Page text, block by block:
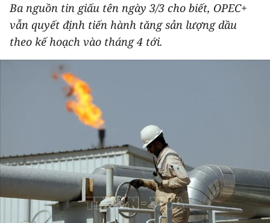
XÃ HỘI
PHÁP LUẬT
GIÁO DỤC
KHOA HỌC - CÔNG NGHỆ
Ba nguồn tin giấu tên ngày 3/3 cho biết, OPEC+
vẫn quyết định tiến hành tăng sản lượng dầu
theo kế hoạch vào tháng 4 tới.